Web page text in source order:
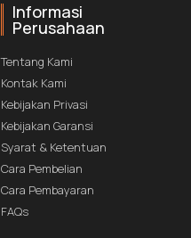
Informasi
Perusahaan
Tentang Kami
Kontak Kami
Kebijakan Privasi
Kebijakan Garansi
Syarat & Ketentuan
Cara Pembelian
Cara Pembayaran
FAQs